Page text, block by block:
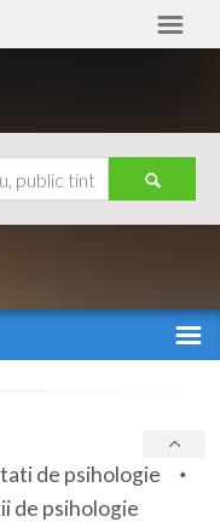
de psihologie
de psihologie